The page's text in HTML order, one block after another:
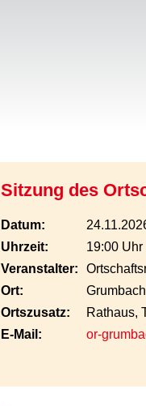
Sitzung des
Datum:
Uhrzeit:
19:00 Uhr
Veranstalter:
Ort:
Grumbach
Ortszusatz:
Rathaus,
E-Mail:
or-